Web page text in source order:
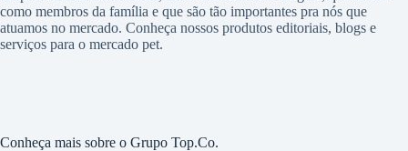
como membros da família e que são tão importantes pra nós que
atuamos no mercado. Conheça nossos produtos editoriais, blogs e
serviços para o mercado pet.
Conheça mais sobre o Grupo Top.Co.